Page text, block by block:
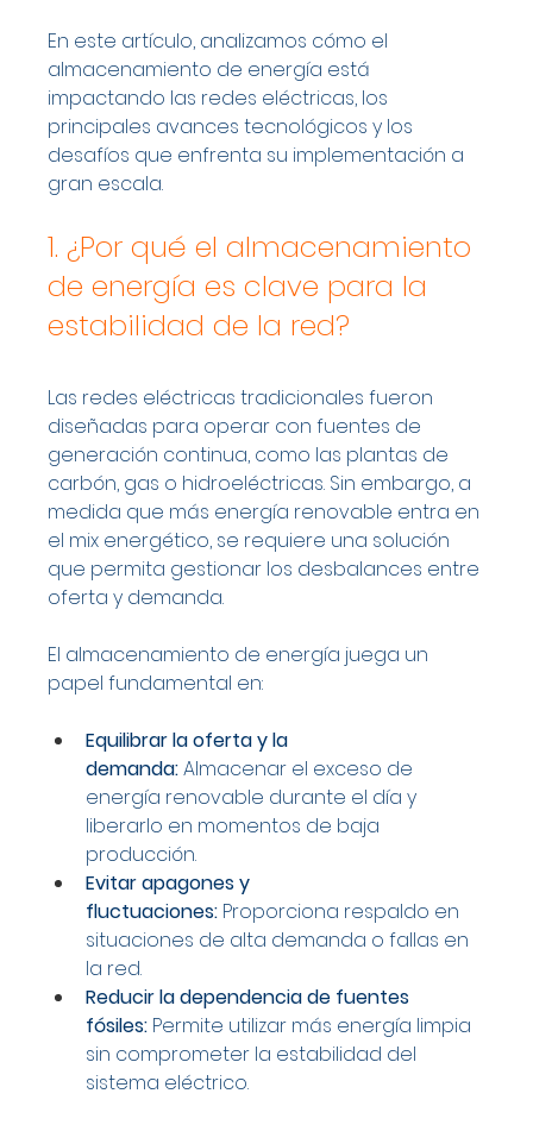
En este artículo, analizamos cómo el
almacenamiento de energía está
impactando las redes eléctricas, los
principales avances tecnológicos y los
desafíos que enfrenta su implementación a
gran escala.
1. ¿Por qué el almacenamiento
de energía es clave para la
estabilidad de la red?
Las redes eléctricas tradicionales fueron
diseñadas para operar con fuentes de
generación continua, como las plantas de
carbón, gas o hidroeléctricas. Sin embargo, a
medida que más energía renovable entra en
el mix energético, se requiere una solución
que permita gestionar los desbalances entre
oferta y demanda.
El almacenamiento de energía juega un
papel fundamental en:
Equilibrar la oferta y la
demanda: Almacenar el exceso de
energía renovable durante el día y
liberarlo en momentos de baja
producción.
Evitar apagones y
fluctuaciones: Proporciona respaldo en
situaciones de alta demanda o fallas en
la red.
Reducir la dependencia de fuentes
fósiles: Permite utilizar más energía limpia
sin comprometer la estabilidad del
sistema eléctrico.